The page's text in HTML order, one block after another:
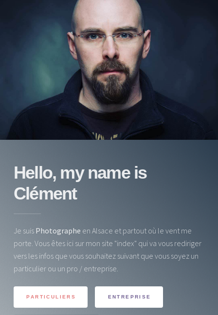
Hello, my nameis
Clément
Je suis Photographe en Alsace et partout où le vent me
porte. Vous êtes ici sur mon site "index" qui va vous rediriger
vers les infos que vous souhaitez suivant que vous soyez un
particulier ou un pro / entreprise.
PARTICULIERS ENTREPRISE